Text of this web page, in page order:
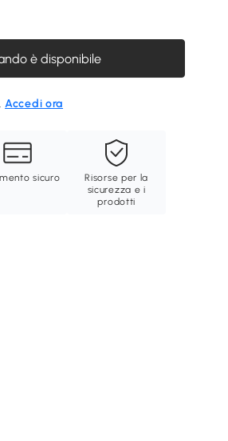
è disponibile
Accedi ora
sicuro
Risorse per la
sicurezza e i
prodotti